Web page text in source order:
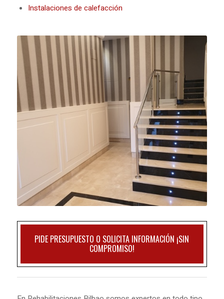
Instalaciones de calefacción
PIDE PRESUPUESTO O SOLICITA INFORMACIÓN ¡SIN
COMPROMISO!